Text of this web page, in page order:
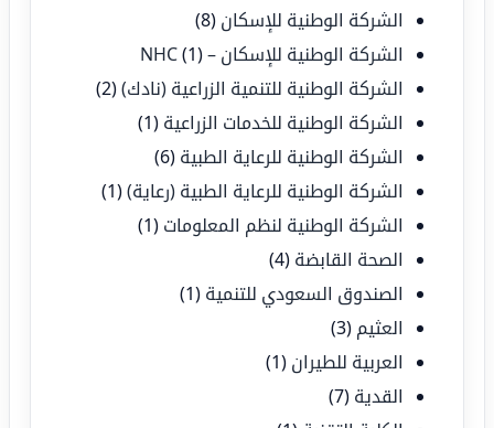
الشركة الوطنية للإسكان (8)
الشركة الوطنية للإسكان – NHC(1)
الشركة الوطنية للتنمية الزراعية (نادك)(2)
الشركة الوطنية للخدمات الزراعية (1)
الشركة الوطنية للرعاية الطبية (6)
الشركة الوطنية للرعاية الطبية (رعاية)(1)
الشركة الوطنية لنظم المعلومات (1)
الصحة القابضة (4)
الصندوق السعودي للتنمية (1)
العثيم (3)
العربية للطيران (1)
القدية (7)